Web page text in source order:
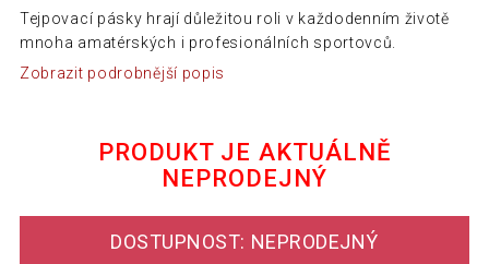
Tejpovací pásky hrají důležitou roli v každodenním životě
mnoha amatérských i profesionálních sportovců.
Zobrazit podrobnější popis
PRODUKT JE AKTUÁLNĚ
NEPRODEJNÝ
DOSTUPNOST: NEPRODEJNÝ